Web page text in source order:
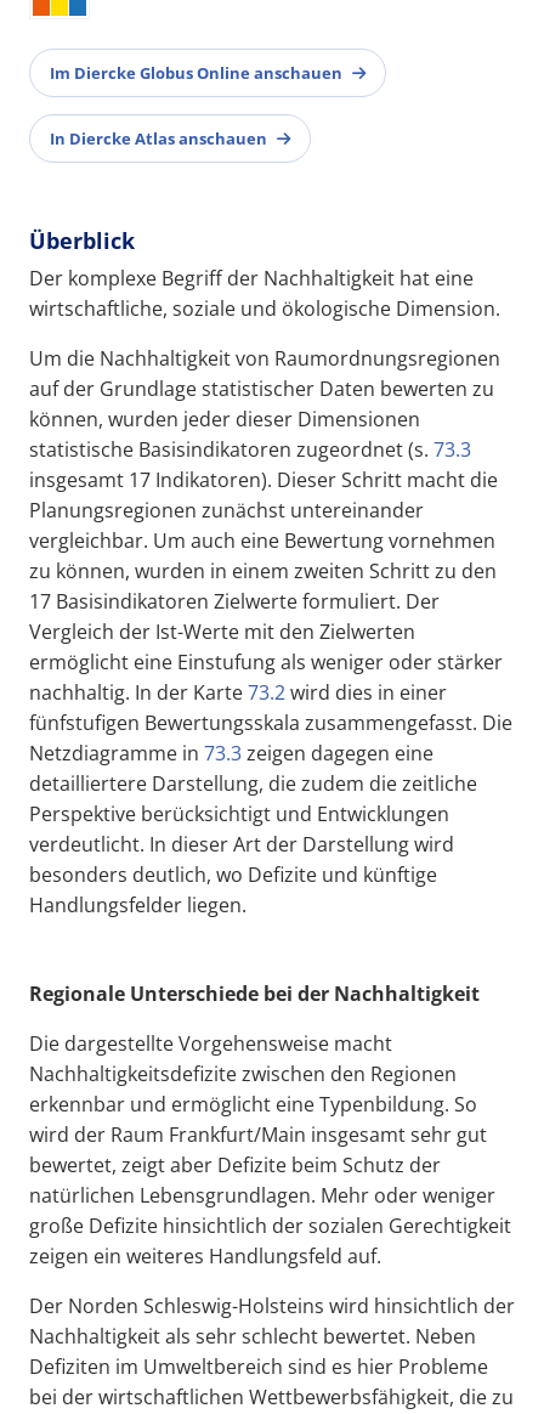
Im Diercke Globus Online anschauen
In Diercke Atlas anschauen
Überblick
Der komplexe Begriff der Nachhaltigkeit hat eine
wirtschaftliche, soziale und ökologische Dimension.
Um die Nachhaltigkeit von Raumordnungsregionen
auf der Grundlage statistischer Daten bewerten zu
können, wurden jeder dieser Dimensionen
statistische Basisindikatoren zugeordnet (s. 73.3
insgesamt 17 Indikatoren). Dieser Schritt macht die
Planungsregionen zunächst untereinander
vergleichbar. Um auch eine Bewertung vornehmen
zu können, wurden in einem zweiten Schritt zu den
17 Basisindikatoren Zielwerte formuliert. Der
Vergleich der Ist-Werte mit den Zielwerten
ermöglicht eine Einstufung als weniger oder stärker
nachhaltig. In der Karte73.2wird dies in einer
fünfstufigen Bewertungsskala zusammengefasst. Die
Netzdiagramme in 73.3zeigen dagegen eine
detailliertere Darstellung, die zudem die zeitliche
Perspektive berücksichtigt und Entwicklungen
verdeutlicht. In dieser Art der Darstellung wird
besonders deutlich, wo Defizite und künftige
Handlungsfelder liegen.
Regionale Unterschiede bei der Nachhaltigkeit
Die dargestellte Vorgehensweise macht
Nachhaltigkeitsdefizite zwischen den Regionen
erkennbar und ermöglicht eine Typenbildung. So
wird der Raum Frankfurt/Main insgesamt sehr gut
bewertet, zeigt aber Defizite beim Schutz der
natürlichen Lebensgrundlagen. Mehr oder weniger
große Defizite hinsichtlich der sozialen Gerechtigkeit
zeigen ein weiteres Handlungsfeld auf.
Der Norden Schleswig-Holsteins wird hinsichtlich der
Nachhaltigkeit als sehr schlecht bewertet. Neben
Defiziten im Umweltbereich sind es hier Probleme
bei der wirtschaftlichen Wettbewerbsfähigkeit, die zu